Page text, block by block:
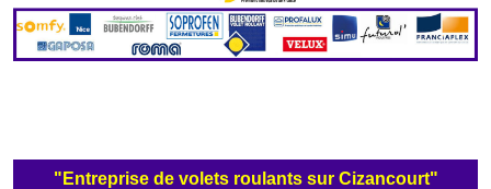
"Entreprise de volets roulants sur Cizancourt"